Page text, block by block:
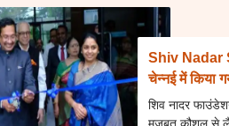
Shiv Nadar
चेन्नई में किया
शिव नादर
मजबूत कौशल से